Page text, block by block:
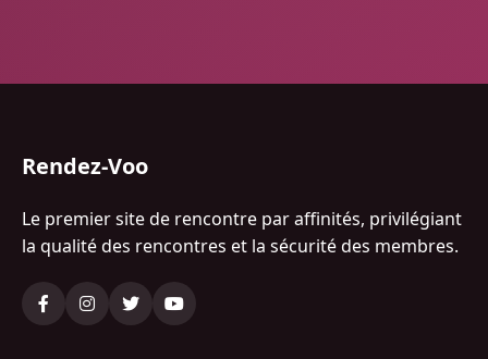
Rendez-Voo
Le premier site de rencontre par affinités, privilégiant
la qualité des rencontres et la sécurité des membres.